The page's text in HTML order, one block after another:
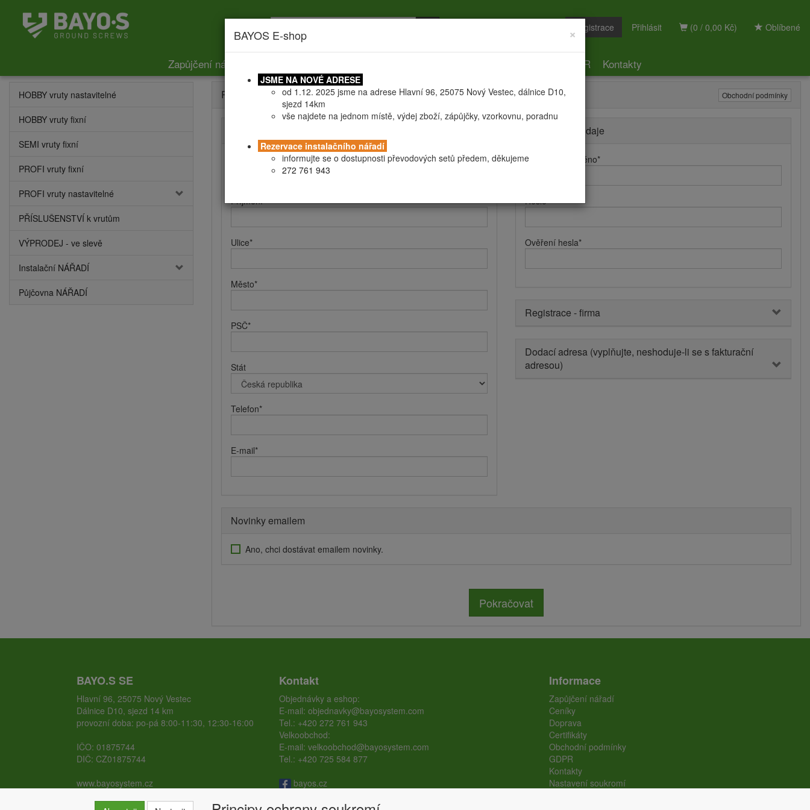
(0 / 0,00 Kč) Oblíbené
Registrace Přihlásit
Zapůjčení nářadí GDPR Kontakty
HOBBY vruty nastavitelné
HOBBY vruty fixní
SEMI vruty fixní
PROFI vruty fixní
PROFI vruty nastavitelné
PŘÍSLUŠENSTVÍ k vrutům
VÝPRODEJ - ve slevě
Instalační NÁŘADÍ
Půjčovna NÁŘADÍ
Registrace Obchodní podmínky
Příjmení*
Ulice*
Město*
PSČ*
Stát
Telefon*
E-mail*
Přihlašovací údaje
Přihlašovací jméno*
Heslo*
Ověření hesla*
Registrace - firma
Dodací adresa (vyplňujte, neshoduje-li se s fakturační
adresou)
Novinky emailem
Ano, chci dostávat emailem novinky.
Pokračovat
BAYO.S SE
Hlavní 96, 25075 Nový Vestec
Dálnice D10, sjezd 14 km
provozní doba: po-pá 8:00-11:30, 12:30-16:00
IČO: 01875744
DIČ: CZ01875744
www.bayosystem.cz
Kontakt
Objednávky a eshop:
E-mail: objednavky@bayosystem.com
Tel.: +420 272 761 943
Velkoobchod:
E-mail: velkoobchod@bayosystem.com
Tel.: +420 725 584 877
bayos.cz
Informace
Zapůjčení nářadí
Ceníky
Doprava
Certifikáty
Obchodní podmínky
GDPR
Kontakty
Nastavení soukromí
×
BAYOS E-shop
JSME NA NOVÉ ADRESE
od 1.12. 2025 jsme na adrese Hlavní 96, 25075 Nový Vestec, dálnice D10,
sjezd 14km
vše najdete na jednom místě, výdej zboží, zápůjčky, vzorkovnu, poradnu
Rezervace instalačního nářadí
informujte se o dostupnosti převodových setů předem, děkujeme
272 761 943